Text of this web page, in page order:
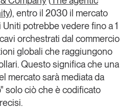
), entro il 2030 il mercato
potrebbe vedere fino a 1
orchestrati dal commercio
globali che raggiungono
Questo significa che una
mercato sarà mediata da
solo ciò che è codificato